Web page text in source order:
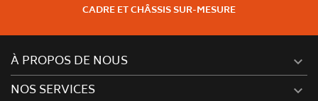
CADRE ET CHÂSSIS SUR-MESURE
À PROPOS DE NOUS 
NOS SERVICES 